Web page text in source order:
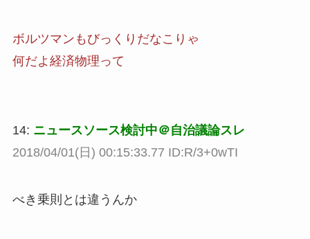
ボルツマンもびっくりだなこりゃ
何だよ経済物理って
14: ニュースソース検討中＠自治議論スレ
2018/04/01(日) 00:15:33.77 ID:R/3+0wTI
べき乗則とは違うんか